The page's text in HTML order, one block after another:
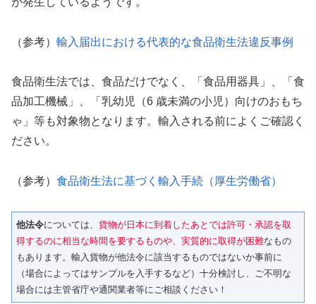
（参考） 輸入届出における代表的な食品衛生法違反事例
食品衛生法では、食品だけでなく、「食品用器具」、「食
品加工機械」、「乳幼児（6 歳未満の小児）向けのおもち
ゃ」等も対象物となります。輸入される前によくご確認く
ださい。
（参考） 食品衛生法に基づく輸入手続（厚生労働省）
他法令については、貨物が日本に到着したあとでは許可・承認を取
得するのに相当な時間を要するものや、実質的に取得が困難なもの
もあります。輸入貨物が他法令に該当するものではないか事前に
（場合によってはサンプルを入手するなど）十分検討し、ご不明な
場合には主管省庁や通関業者等にご相談ください！